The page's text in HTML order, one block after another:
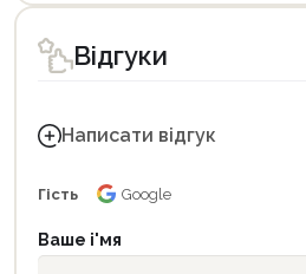
Відгуки
Написати відгук
Гість Google
Ваше і'мя